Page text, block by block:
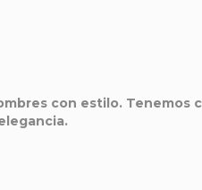
con estilo. Tenemos